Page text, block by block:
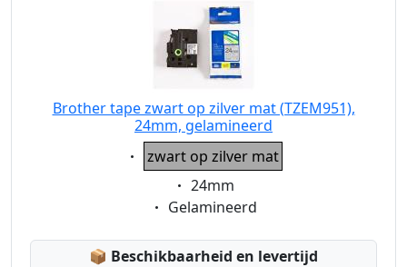
Brother tape zwart op zilver mat (TZEM951),
24mm, gelamineerd
Eigenschaft:
zwart op zilver mat
Eigenschaft:
24mm
Eigenschaft:
Gelamineerd
📦 Lagerstatus:
Beschikbaarheid en levertijd